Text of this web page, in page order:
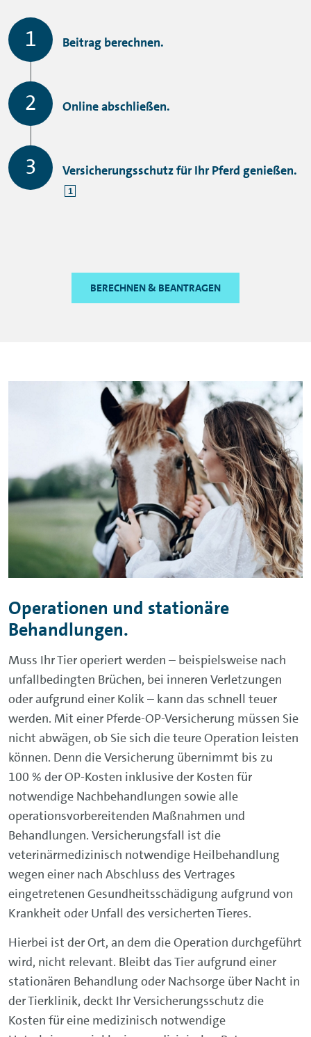
Beitrag berechnen.
Online abschließen.
Versicherungsschutz für Ihr Pferd genießen.
1
BERECHNEN & BEANTRAGEN
Operationen und stationäre
Behandlungen.
Muss Ihr Tier operiert werden – beispielsweise nach
unfallbedingten Brüchen, bei inneren Verletzungen
oder aufgrund einer Kolik – kann das schnell teuer
werden. Mit einer Pferde-OP-Versicherung müssen Sie
nicht abwägen, ob Sie sich die teure Operation leisten
können. Denn die Versicherung übernimmt bis zu
100 % der OP-Kosten inklusive der Kosten für
notwendige Nachbehandlungen sowie alle
operationsvorbereitenden Maßnahmen und
Behandlungen. Versicherungsfall ist die
veterinärmedizinisch notwendige Heilbehandlung
wegen einer nach Abschluss des Vertrages
eingetretenen Gesundheitsschädigung aufgrund von
Krankheit oder Unfall des versicherten Tieres.
Hierbei ist der Ort, an dem die Operation durchgeführt
wird, nicht relevant. Bleibt das Tier aufgrund einer
stationären Behandlung oder Nachsorge über Nacht in
der Tierklinik, deckt Ihr Versicherungsschutz die
Kosten für eine medizinisch notwendige